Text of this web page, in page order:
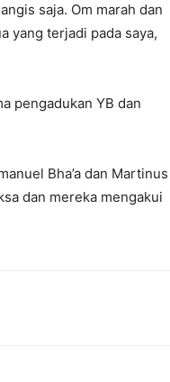
saja. Om marah dan
yang terjadi pada saya,
pengadukan YB dan
Bha’a dan Martinus
dan mereka mengakui